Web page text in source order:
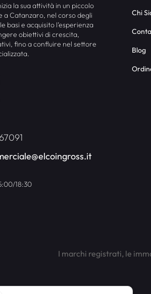
la sua attività in un piccolo
a Catanzaro, nel corso degli
basi e acquisito l’esperienza
obiettivi di crescita,
fino a confluire nel settore
18:30
Chi
Blog
I marchi registrati, le